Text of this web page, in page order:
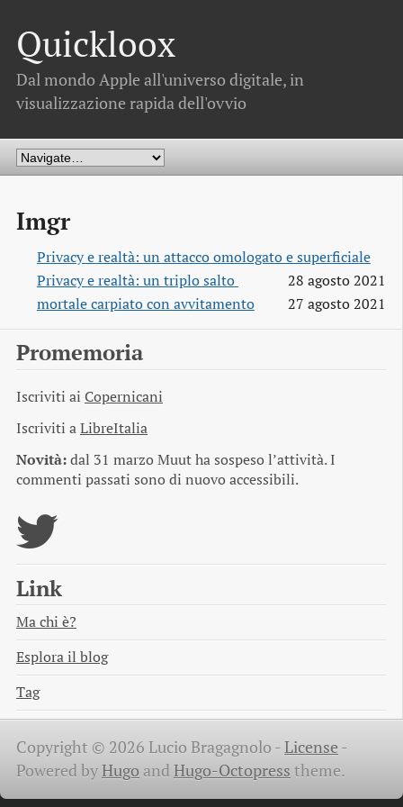
Quickloox
Dal mondo Apple all'universo digitale, in
visualizzazione rapida dell'ovvio
Imgr
Privacy e realtà: un attacco omologato e superficiale
28 agosto 2021
Privacy e realtà: un triplo salto
mortale carpiato con avvitamento
27 agosto 2021
Promemoria
Iscriviti ai Copernicani
Iscriviti aLibreItalia
Novità:dal 31 marzo Muut ha sospeso l’attività. I
commenti passati sono di nuovo accessibili.
Link
Ma chi è?
Esplora il blog
Tag
Copyright © 2026 Lucio Bragagnolo -License -
Powered byHugo and Hugo-Octopress theme.